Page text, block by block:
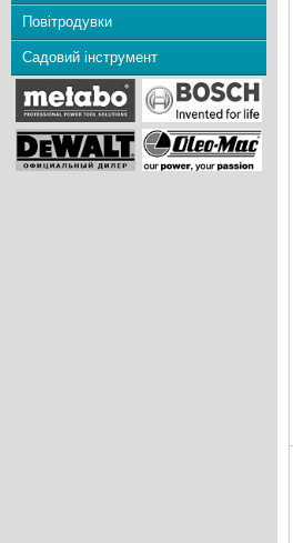
Повітродувки
Садовий інструмент